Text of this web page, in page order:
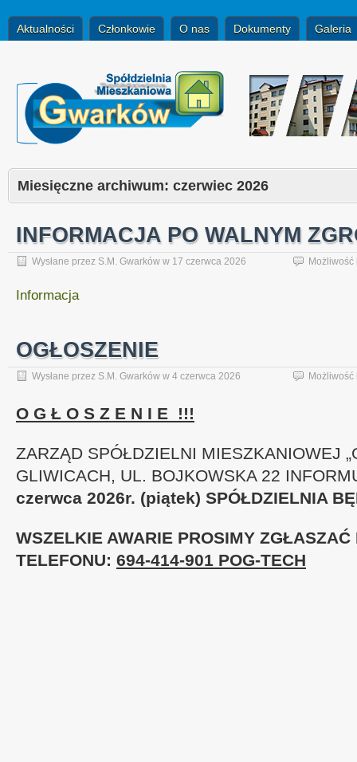
Aktualności Członkowie O nas Dokumenty Galeria
Miesięczne archiwum: czerwiec 2026
INFORMACJA PO WALNYM
Wysłane przez S.M. Gwarków w 17 czerwca 2026
Informacja
OGŁOSZENIE
Wysłane przez S.M. Gwarków w 4 czerwca 2026
O G Ł O S Z E N I E !!!
ZARZĄD SPÓŁDZIELNI MIESZKANIOWEJ
GLIWICACH, UL. BOJKOWSKA 22
czerwca 2026r. (piątek) SPÓŁDZIELNIA
WSZELKIE AWARIE PROSIMY ZGŁASZAĆ
TELEFONU: 694-414-901 POG-TECH